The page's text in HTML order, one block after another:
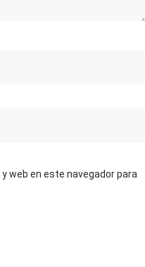
web en este navegador para